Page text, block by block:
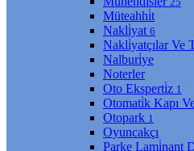
Müteahhi̇t
Nakli̇yat 6
Nakli̇yatçılar Ve
Nalburi̇ye
Noterler
Oto Eksperti̇z 1
Otomati̇k Kapı
Otopark 1
Oyuncakçı
Parke Lami̇nant